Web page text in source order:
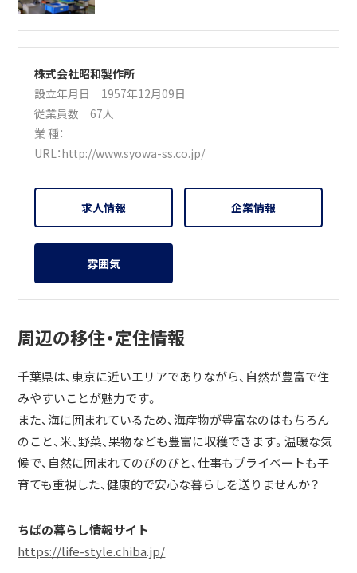
株式会社昭和製作所
設立年月日 1957年12月09日
従業員数 67人
業 種：
URL：http://www.syowa-ss.co.jp/
求人情報 企業情報
雰囲気
周辺の移住・定住情報
千葉県は、東京に近いエリアでありながら、自然が豊富で住
みやすいことが魅力です。
また、海に囲まれているため、海産物が豊富なのはもちろん
のこと、米、野菜、果物なども豊富に収穫できます。温暖な気
候で、自然に囲まれてのびのびと、仕事もプライベートも子
育ても重視した、健康的で安心な暮らしを送りませんか？
ちばの暮らし情報サイト
https://life-style.chiba.jp/